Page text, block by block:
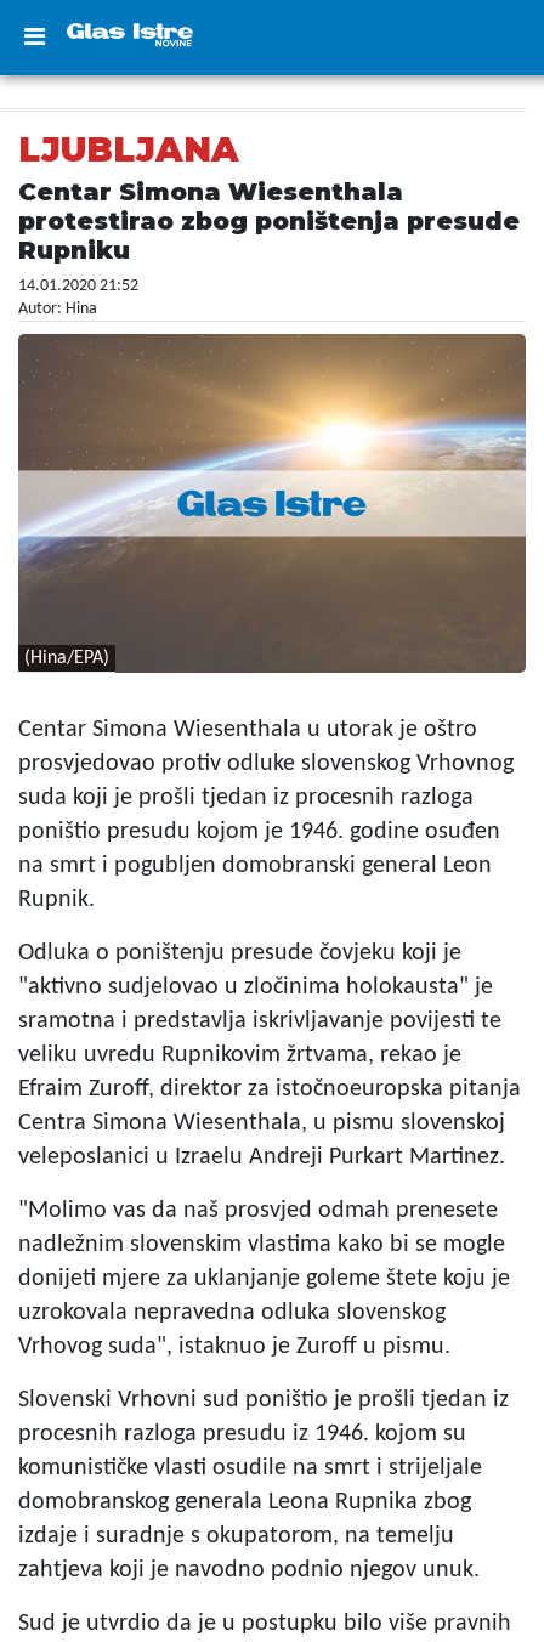
LJUBLJANA
Centar Simona Wiesenthala
protestirao zbog poništenja presude
Rupniku
14.01.2020 21:52
Autor: Hina
(Hina/EPA)
Centar Simona Wiesenthala u utorak je oštro
prosvjedovao protiv odluke slovenskog Vrhovnog
suda koji je prošli tjedan iz procesnih razloga
poništio presudu kojom je 1946. godine osuđen
na smrt i pogubljen domobranski general Leon
Rupnik.
Odluka o poništenju presude čovjeku koji je
"aktivno sudjelovao u zločinima holokausta" je
sramotna i predstavlja iskrivljavanje povijesti te
veliku uvredu Rupnikovim žrtvama, rekao je
Efraim Zuroff, direktor za istočnoeuropska pitanja
Centra Simona Wiesenthala, u pismu slovenskoj
veleposlanici u Izraelu Andreji Purkart Martinez.
"Molimo vas da naš prosvjed odmah prenesete
nadležnim slovenskim vlastima kako bi se mogle
donijeti mjere za uklanjanje goleme štete koju je
uzrokovala nepravedna odluka slovenskog
Vrhovog suda", istaknuo je Zuroff u pismu.
Slovenski Vrhovni sud poništio je prošli tjedan iz
procesnih razloga presudu iz 1946. kojom su
komunističke vlasti osudile na smrt i strijeljale
domobranskog generala Leona Rupnika zbog
izdaje i suradnje s okupatorom, na temelju
zahtjeva koji je navodno podnio njegov unuk.
Sud je utvrdio da je u postupku bilo više pravnih